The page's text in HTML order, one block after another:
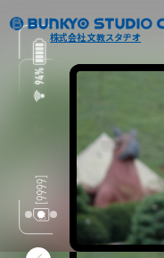
株式会社 文教スタヂオ